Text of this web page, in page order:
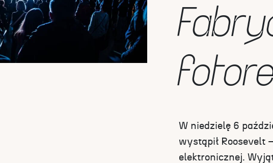
W niedzielę 6
wystąpił Roosevelt
elektronicznej.